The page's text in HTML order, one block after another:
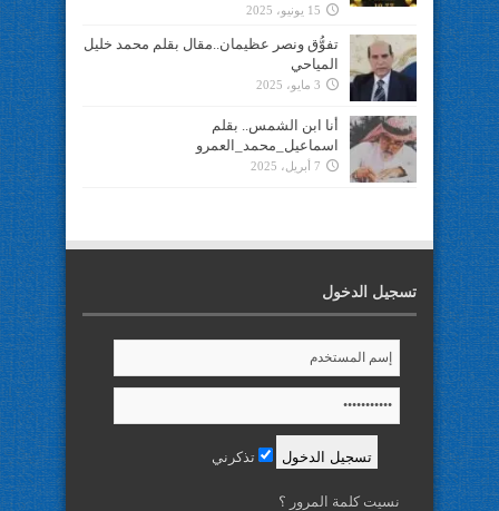
15 يونيو، 2025
تفوُّق ونصر عظيمان..مقال بقلم محمد خليل
المياحي
3 مايو، 2025
أنا ابن الشمس.. بقلم
اسماعيل_محمد_العمرو
7 أبريل، 2025
تسجيل الدخول
تذكرني
نسيت كلمة المرور ؟